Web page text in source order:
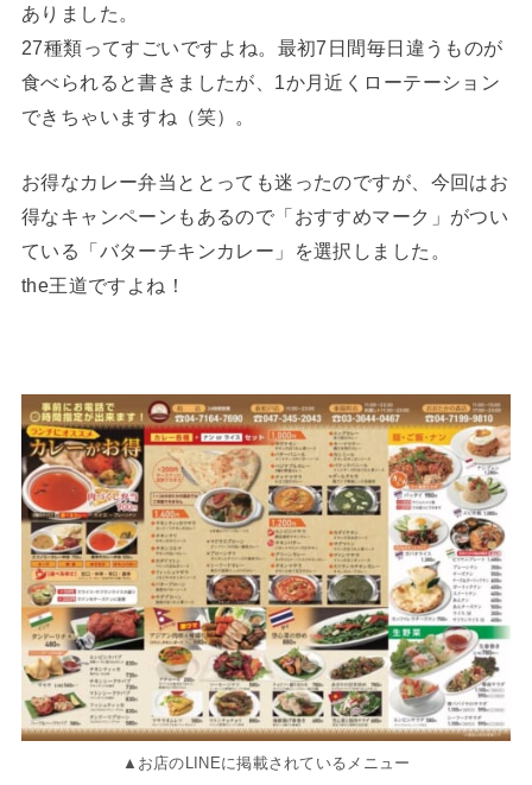
ありました。
27種類ってすごいですよね。最初7日間毎日違うものが
食べられると書きましたが、1か月近くローテーション
できちゃいますね（笑）。
お得なカレー弁当ととっても迷ったのですが、今回はお
得なキャンペーンもあるので「おすすめマーク」がつい
ている「バターチキンカレー」を選択しました。
the王道ですよね！
▲お店のLINEに掲載されているメニュー